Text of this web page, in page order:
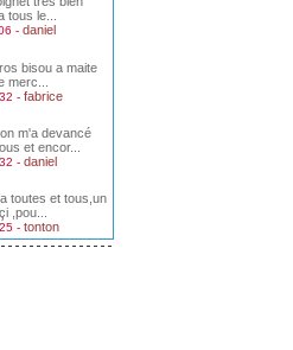
tous le...
- daniel
bisou a maite
merc...
- fabrice
m'a devancé
et encor...
- daniel
toutes et tous,un
,pou...
- tonton